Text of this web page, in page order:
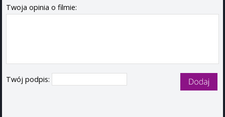
Twoja opinia o filmie:
Twój podpis: